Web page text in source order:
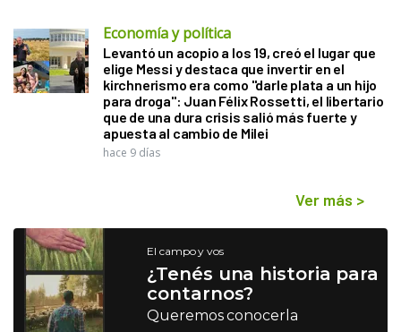
Economía y política
Levantó un acopio a los 19, creó el lugar que
elige Messi y destaca que invertir en el
kirchnerismo era como "darle plata a un hijo
para droga": Juan Félix Rossetti, el libertario
que de una dura crisis salió más fuerte y
apuesta al cambio de Milei
hace 9 días
Ver más >
El campo y vos
¿Tenés una historia para
contarnos?
Queremos conocerla